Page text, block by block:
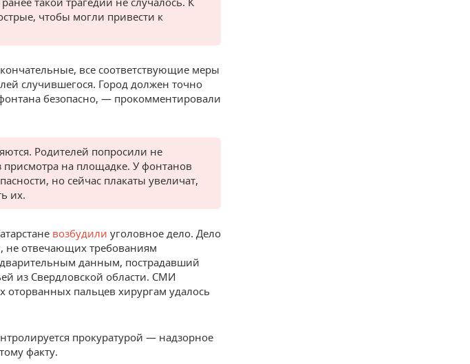
чтобы могли привести к
все соответствующие меры
случившегося. Город должен точно
безопасно, — прокомментировали
Родителей попросили не
присмотра на площадке. У фонтанов
но сейчас плакаты увеличат,
их.
возбудили уголовное дело. Дело
не отвечающих требованиям
данным, пострадавший
из Свердловской области. СМИ
пальцев хирургам удалось
прокуратурой — надзорное
факту.